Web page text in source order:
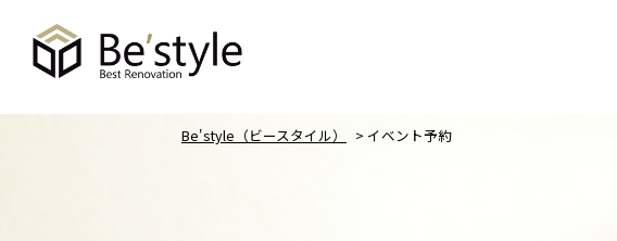
Be'style（ビースタイル） > イベント予約